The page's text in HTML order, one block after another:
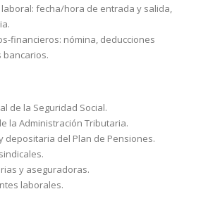
fecha/hora de entrada y salida,
financieros: nómina, deducciones
bancarios.
de la Seguridad Social.
la Administración Tributaria.
depositaria del Plan de Pensiones.
y aseguradoras.
laborales.